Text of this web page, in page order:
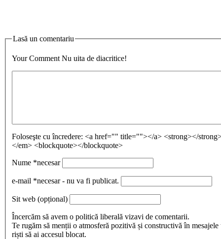
Lasă un comentariu
Your Comment Nu uita de diacritice!
Foloseşte cu încredere: <a href="" title=""></a> <strong></
</em> <blockquote></blockquote>
Nume *necesar
e-mail *necesar - nu va fi publicat.
Sit web (opțional)
Încercăm să avem o politică liberală vizavi de comentarii.
Te rugăm să menții o atmosferă pozitivă și constructivă în mesajele
riști să ai accesul blocat.